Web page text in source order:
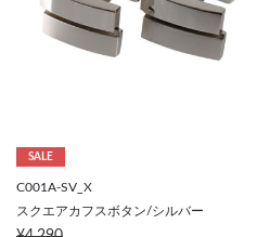
SALE
C001A-SV_X
スクエアカフスボタン/シルバー